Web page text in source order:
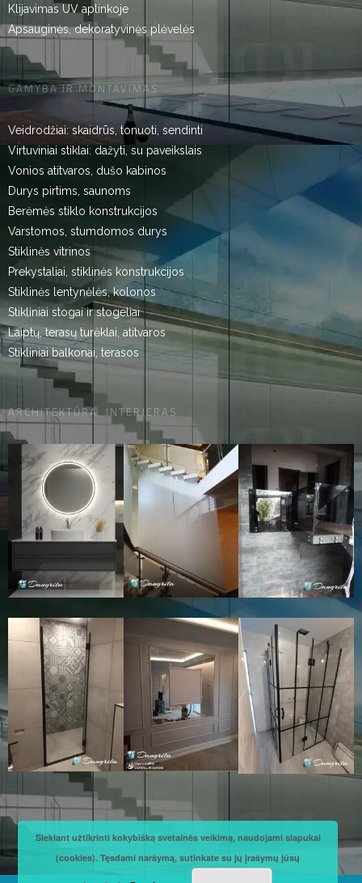
Klijavimas UV aplinkoje
Apsauginės, dekoratyvinės plėvelės
GAMYBA IR MONTAVIMAS
Veidrodžiai: skaidrūs, tonuoti, sendinti
Virtuviniai stiklai: dažyti, su paveikslais
Vonios atitvaros, dušo kabinos
Durys pirtims, saunoms
Berėmės stiklo konstrukcijos
Varstomos, stumdomos durys
Stiklinės vitrinos
Prekystaliai, stiklinės konstrukcijos
Stiklinės lentynėlės, kolonos
Stikliniai stogai ir stogeliai
Laiptų, terasų turėklai, atitvaros
Stikliniai balkonai, terasos
ARCHITEKTŪRA, INTERJERAS
Siekiant užtikrinti kokybišką svetainės veikimą, naudojami slapukai
(cookies). Tęsdami naršymą, sutinkate su jų įrašymų jūsų